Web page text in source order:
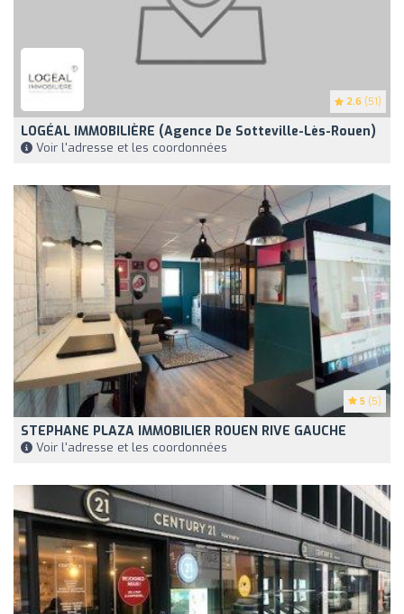
2.6 (51)
LOGÉAL IMMOBILIÈRE (Agence De Sotteville-Lès-Rouen)
Voir l'adresse et les coordonnées
5 (5)
STEPHANE PLAZA IMMOBILIER ROUEN RIVE GAUCHE
Voir l'adresse et les coordonnées